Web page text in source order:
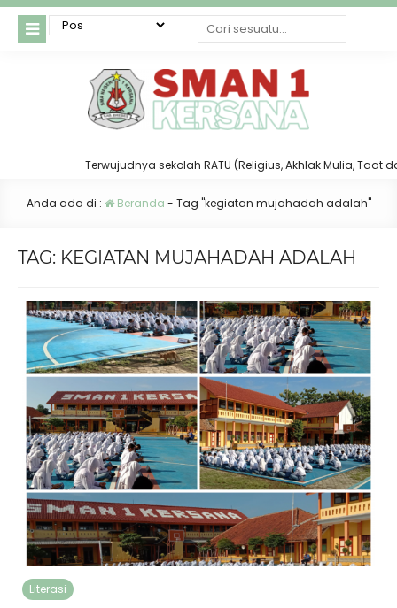
Terwujudnya sekolah RATU (Religius, Akhlak Mulia, Taat dan
Anda ada di : Beranda - Tag "kegiatan mujahadah adalah"
TAG: KEGIATAN MUJAHADAH ADALAH
Literasi